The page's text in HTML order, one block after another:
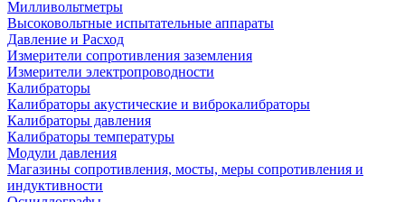
Милливольтметры
Высоковольтные испытательные аппараты
Давление и Расход
Измерители сопротивления заземления
Измерители электропроводности
Калибраторы
Калибраторы акустические и виброкалибраторы
Калибраторы давления
Калибраторы температуры
Модули давления
Магазины сопротивления, мосты, меры сопротивления и
индуктивности